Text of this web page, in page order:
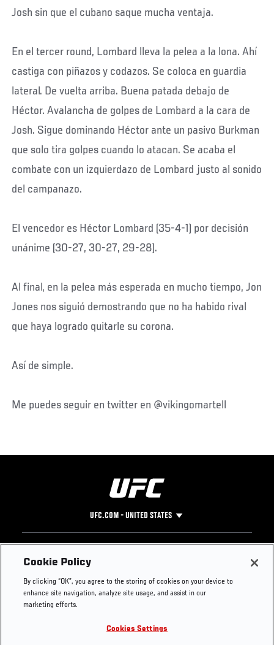
Josh sin que el cubano saque mucha ventaja.
En el tercer round, Lombard lleva la pelea a la lona. Ahí
castiga con piñazos y codazos. Se coloca en guardia
lateral. De vuelta arriba. Buena patada debajo de
Héctor. Avalancha de golpes de Lombard a la cara de
Josh. Sigue dominando Héctor ante un pasivo Burkman
que solo tira golpes cuando lo atacan. Se acaba el
combate con un izquierdazo de Lombard justo al sonido
del campanazo.
El vencedor es Héctor Lombard (35-4-1) por decisión
unánime (30-27, 30-27, 29-28).
Al final, en la pelea más esperada en mucho tiempo, Jon
Jones nos siguió demostrando que no ha habido rival
que haya logrado quitarle su corona.
Así de simple.
Me puedes seguir en twitter en @vikingomartell
UFC.COM - UNITED STATES
Footer
UFC
UFC Foundation
UFC Careers
Instagram
YouTube
Press
Cookie Policy
By clicking “OK”, you agree to the storing of cookies on your device to
enhance site navigation, analyze site usage, and assist in our
marketing efforts.
Cookies Settings